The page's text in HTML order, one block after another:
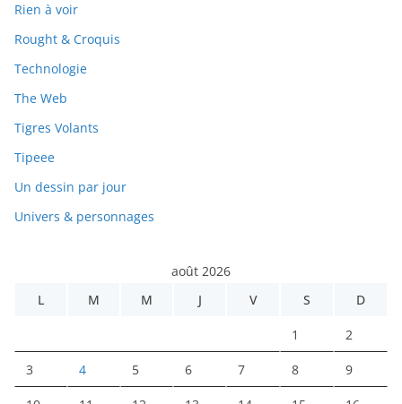
Rien à voir
Rought & Croquis
Technologie
The Web
Tigres Volants
Tipeee
Un dessin par jour
Univers & personnages
août 2026
L
M M J V S D
1 2
3 4 5 6 7 8 9